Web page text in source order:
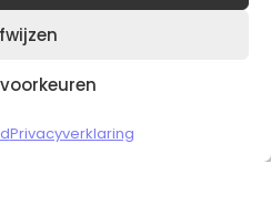
Privacyverklaring